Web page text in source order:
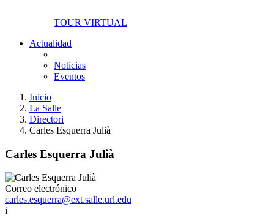
TOUR VIRTUAL
Actualidad
Noticias
Eventos
Inicio
La Salle
Directori
Carles Esquerra Julià
Carles Esquerra Julià
Correo electrónico
carles.esquerra@ext.salle.url.edu
i